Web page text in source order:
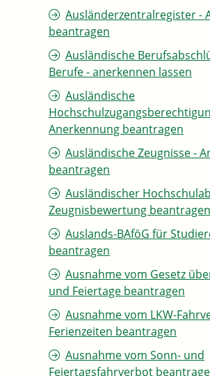
Ausländerzentralregister -
beantragen
Ausländische
Berufe - anerkennen lassen
Ausländische
Anerkennung beantragen
Ausländische Zeugnisse -
beantragen
Ausländischer
Zeugnisbewertung beantragen
Auslands-BAföG für
beantragen
Ausnahme vom Gesetz
und Feiertage beantragen
Ausnahme vom LKW-
Ferienzeiten beantragen
Ausnahme vom Sonn- und
Feiertagsfahrverbot